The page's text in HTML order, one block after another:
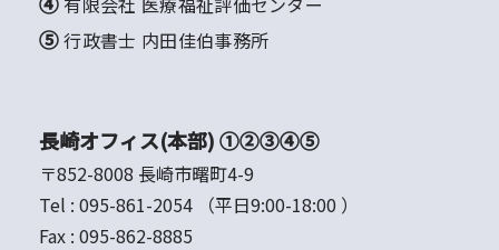
⑤ 行政書士 内田佳伯事務所
長崎オフィス(本部) ①②③④⑤
〒852-8008 長崎市曙町4-9
Tel : 095-861-2054
（平日9:00-18:00 ）
Fax : 095-862-8885